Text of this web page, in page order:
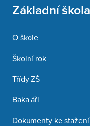
Základní škola
O škole
Školní rok
Třídy ZŠ
Bakaláři
Dokumenty ke stažení